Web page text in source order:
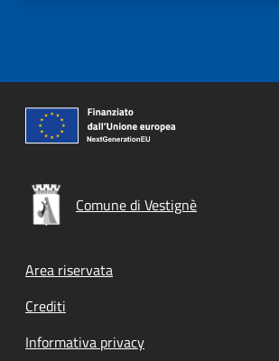
Comune di Vestignè
Footer menu
Area riservata
Crediti
Informativa privacy